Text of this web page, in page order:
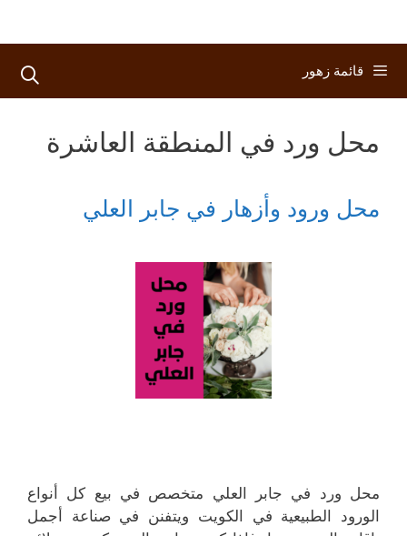
قائمة زهور
محل ورد في المنطقة العاشرة
محل ورود وأزهار في جابر العلي
محل ورد في جابر العلي متخصص في بيع كل أنواع
الورود الطبيعية في الكويت ويتفنن في صناعة أجمل